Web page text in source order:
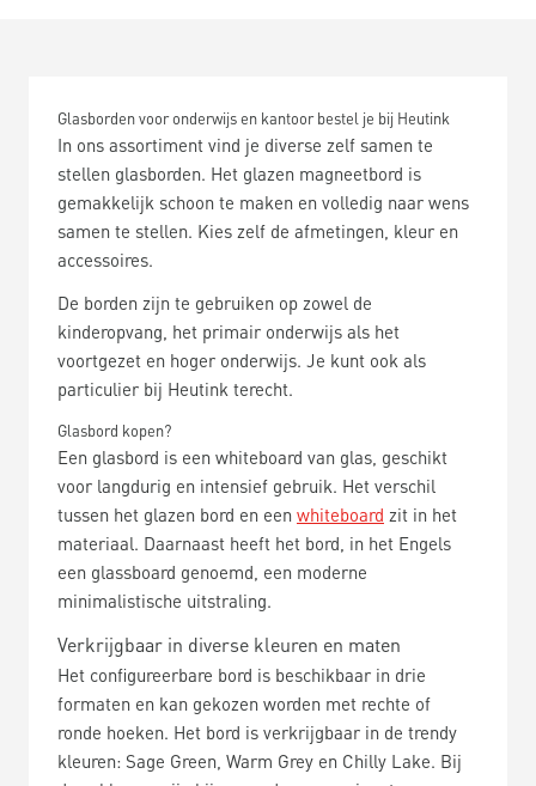
Glasborden voor onderwijs en kantoor bestel je bij Heutink
In ons assortiment vind je diverse zelf samen te
stellen glasborden. Het glazen magneetbord is
gemakkelijk schoon te maken en volledig naar wens
samen te stellen. Kies zelf de afmetingen, kleur en
accessoires.
De borden zijn te gebruiken op zowel de
kinderopvang, het primair onderwijs als het
voortgezet en hoger onderwijs. Je kunt ook als
particulier bij Heutink terecht.
Glasbord kopen?
Een glasbord is een whiteboard van glas, geschikt
voor langdurig en intensief gebruik. Het verschil
tussen het glazen bord en een whiteboard zit in het
materiaal. Daarnaast heeft het bord, in het Engels
een glassboard genoemd, een moderne
minimalistische uitstraling.
Verkrijgbaar in diverse kleuren en maten
Het configureerbare bord is beschikbaar in drie
formaten en kan gekozen worden met rechte of
ronde hoeken. Het bord is verkrijgbaar in de trendy
kleuren: Sage Green, Warm Grey en Chilly Lake. Bij